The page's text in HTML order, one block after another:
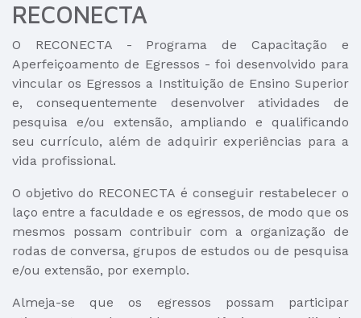
RECONECTA
O RECONECTA - Programa de Capacitação e
Aperfeiçoamento de Egressos - foi desenvolvido para
vincular os Egressos a Instituição de Ensino Superior
e, consequentemente desenvolver atividades de
pesquisa e/ou extensão, ampliando e qualificando
seu currículo, além de adquirir experiências para a
vida profissional.
O objetivo do RECONECTA é conseguir restabelecer o
laço entre a faculdade e os egressos, de modo que os
mesmos possam contribuir com a organização de
rodas de conversa, grupos de estudos ou de pesquisa
e/ou extensão, por exemplo.
Almeja-se que os egressos possam participar